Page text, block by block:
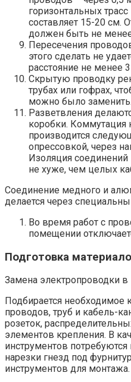
горизонтальных
составляет 15-20 см.
должен быть не
Пересечения
этого сделать не
расстояние не менее
Скрытую проводку
трубах или гофрах,
можно было заменить.
Разветвления
коробки. Коммутация
производится
опрессовкой, через
Изоляция
не хуже, чем целых
Соединение медного и
делается через
Во время работ с
помещении
Подготовка
Замена электропроводки
Подбирается необходимое
проводов, труб и кабель-
розеток,
элементов крепления. В
инструментов
нарезки гнезд под
инструментов для монтажа.